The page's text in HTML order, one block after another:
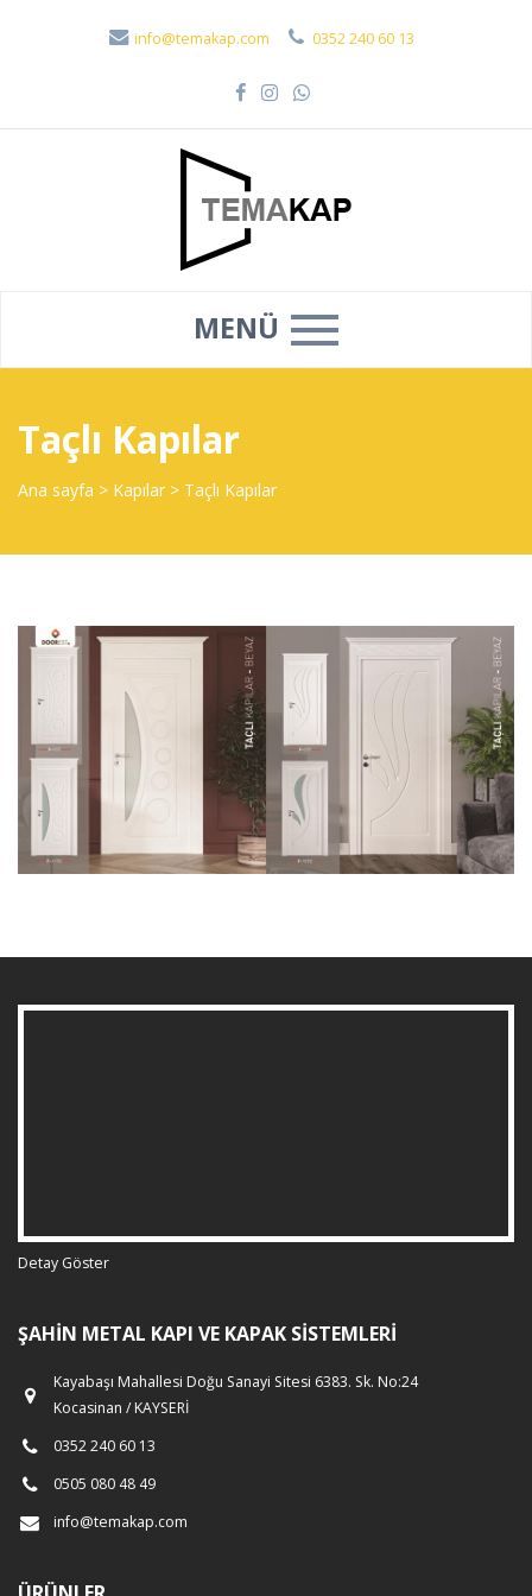
info@temakap.com 0352 240 60 13
MENÜ
Taçlı Kapılar
Ana sayfa > Kapılar > Taçlı Kapılar
Detay Göster
ŞAHIN METAL KAPI VE KAPAK SISTEMLERI
Kayabaşı Mahallesi Doğu Sanayi Sitesi 6383. Sk. No:24
Kocasinan / KAYSERİ
0352 240 60 13
0505 080 48 49
info@temakap.com